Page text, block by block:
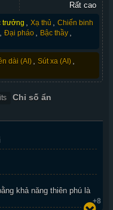
Rất cao
trưởng Xạ thủ Chiến binh
Đại pháo Bậc thầy
dài (AI) Sút xa (AI)
Chỉ số ẩn
khả năng thiên phú là
+8